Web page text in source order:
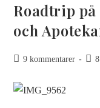
Roadtrip
och
9 kommentarer